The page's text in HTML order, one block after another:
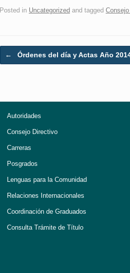
Posted in Uncategorized and tagged
Post navigation
← Órdenes del día y Actas Año
Autoridades
Consejo Directivo
Carreras
Posgrados
Lenguas para la Comunidad
Relaciones Internacionales
Coordinación de Graduados
Consulta Trámite de Título